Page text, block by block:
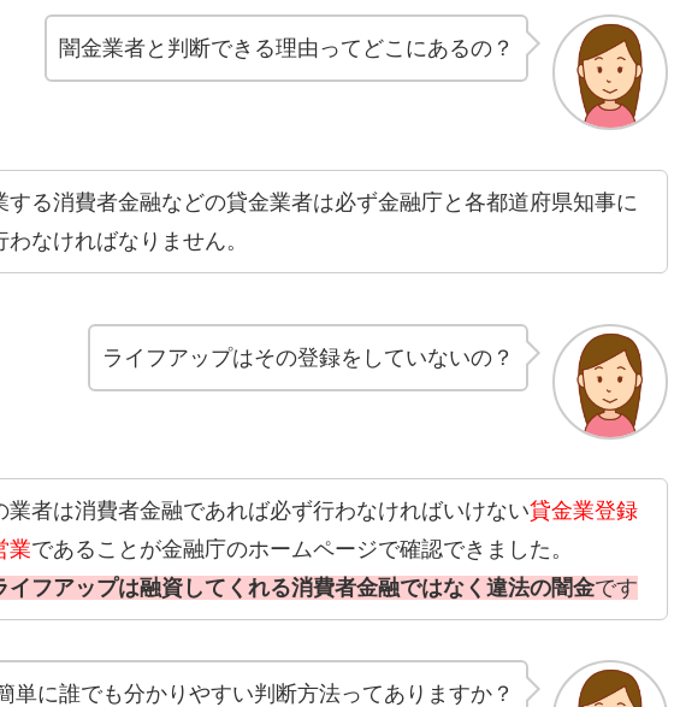
闇金業者と判断できる理由ってどこにあるの？
する消費者金融などの貸金業者は必ず金融庁と各都道府県知事に
なければなりません。
ライフアップはその登録をしていないの？
業者は消費者金融であれば必ず行わなければいけない貸金業登録
業であることが金融庁のホームページで確認できました。
イフアップは融資してくれる消費者金融ではなく違法の闇金です
単に誰でも分かりやすい判断方法ってありますか？